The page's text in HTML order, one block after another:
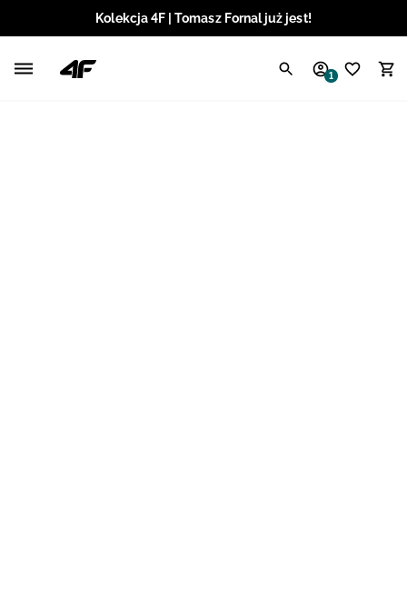
Kolekcja 4F | Tomasz Fornal już jest!
1